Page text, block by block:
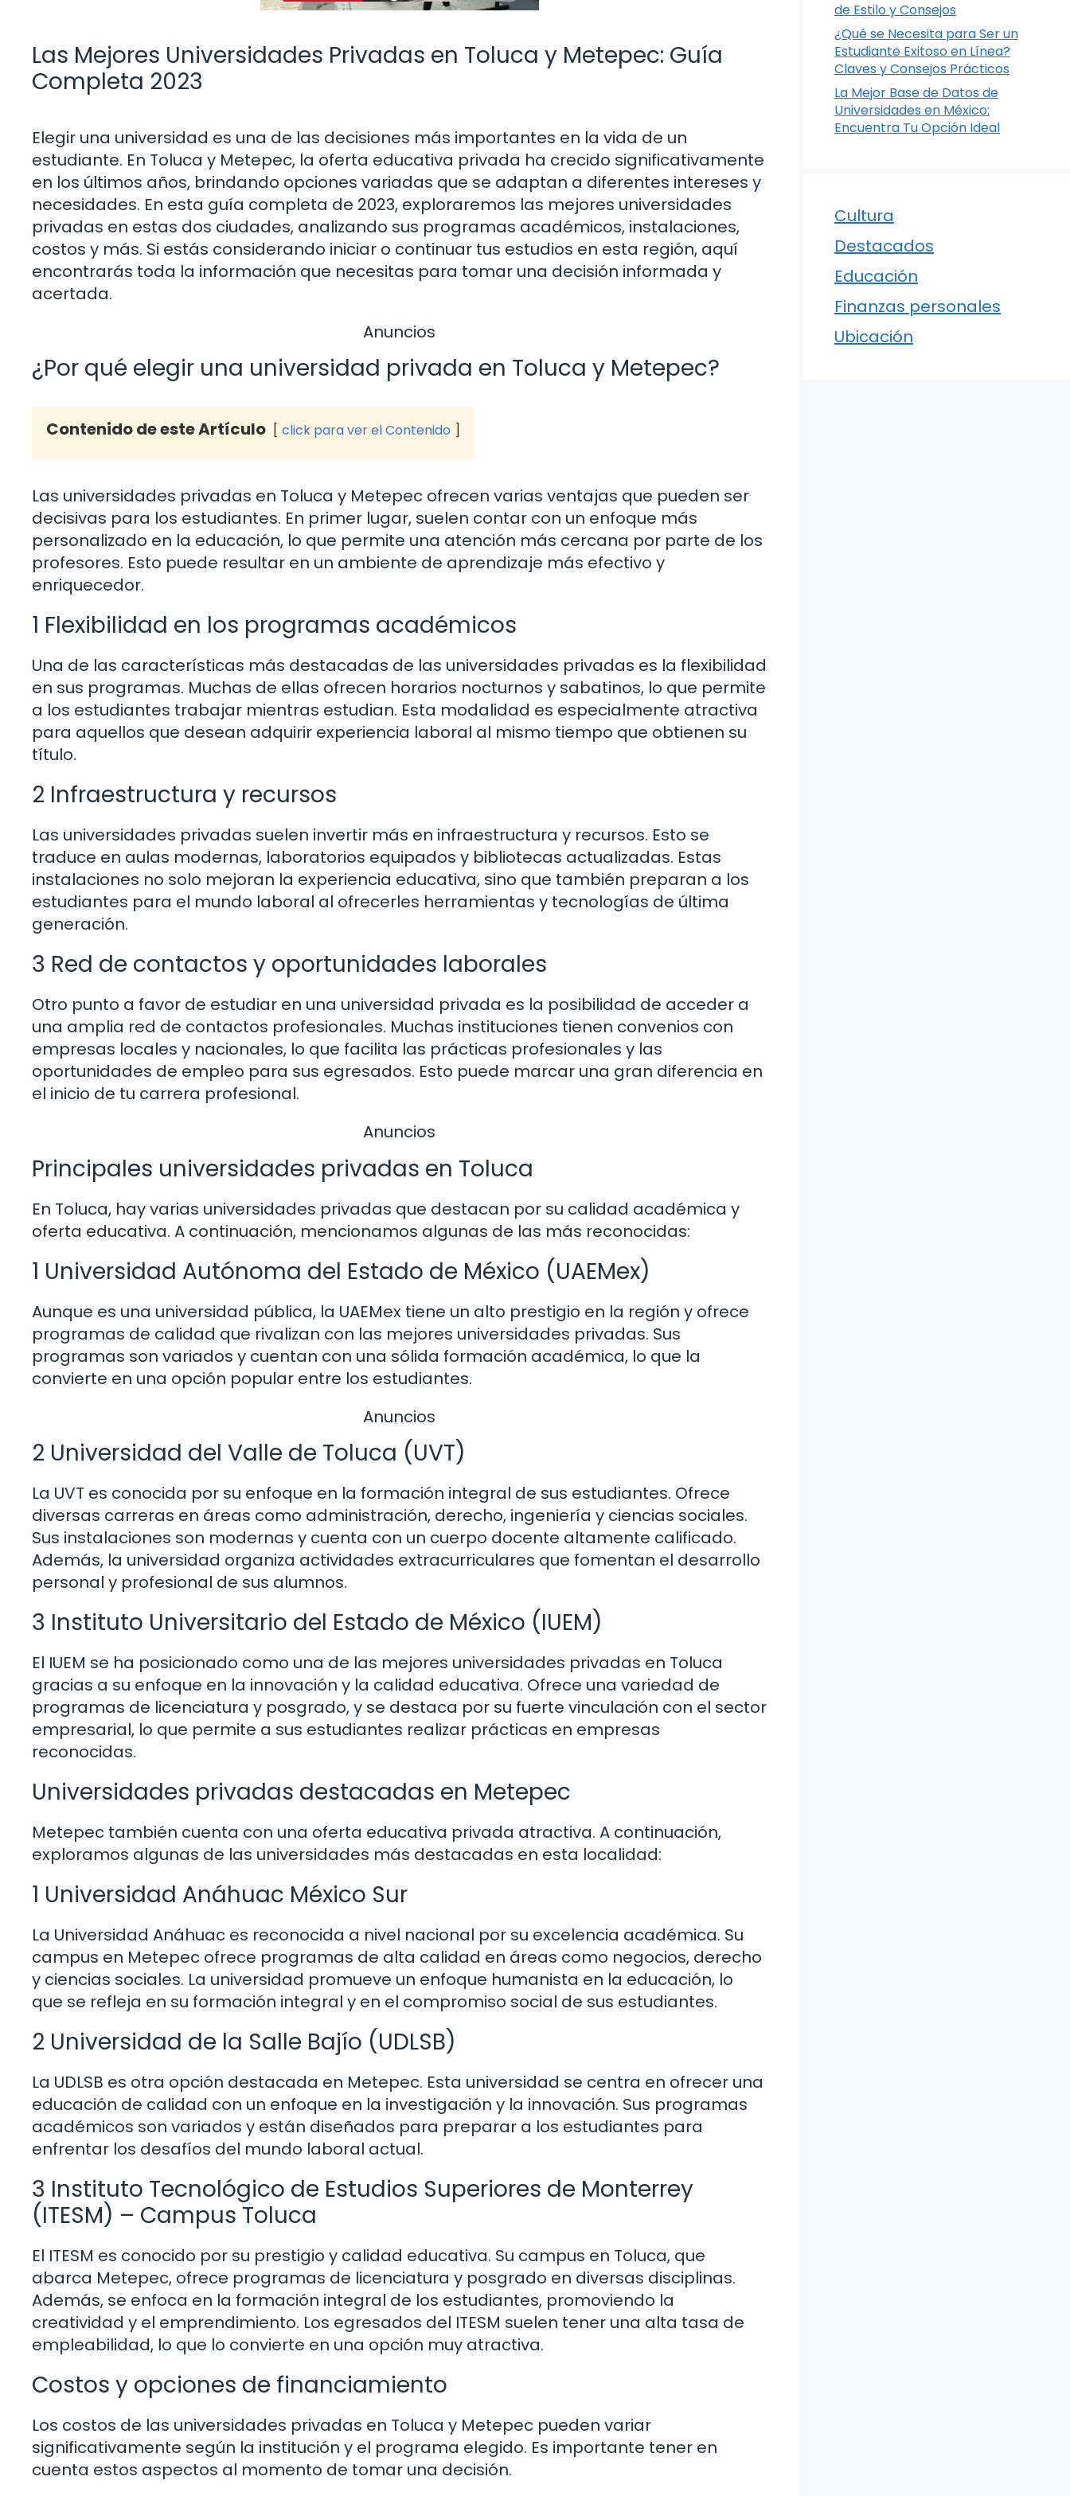
Las Mejores Universidades Privadas en Toluca y Metepec: Guía
Completa 2023
Elegir una universidad es una de las decisiones más importantes en la vida de un
estudiante. En Toluca y Metepec, la oferta educativa privada ha crecido significativamente
en los últimos años, brindando opciones variadas que se adaptan a diferentes intereses y
necesidades. En esta guía completa de 2023, exploraremos las mejores universidades
privadas en estas dos ciudades, analizando sus programas académicos, instalaciones,
costos y más. Si estás considerando iniciar o continuar tus estudios en esta región, aquí
encontrarás toda la información que necesitas para tomar una decisión informada y
acertada.
Anuncios
¿Por qué elegir una universidad privada en Toluca y Metepec?
Contenido de este Artículo click para ver el Contenido
Las universidades privadas en Toluca y Metepec ofrecen varias ventajas que pueden ser
decisivas para los estudiantes. En primer lugar, suelen contar con un enfoque más
personalizado en la educación, lo que permite una atención más cercana por parte de los
profesores. Esto puede resultar en un ambiente de aprendizaje más efectivo y
enriquecedor.
1 Flexibilidad en los programas académicos
Una de las características más destacadas de las universidades privadas es la flexibilidad
en sus programas. Muchas de ellas ofrecen horarios nocturnos y sabatinos, lo que permite
a los estudiantes trabajar mientras estudian. Esta modalidad es especialmente atractiva
para aquellos que desean adquirir experiencia laboral al mismo tiempo que obtienen su
título.
2 Infraestructura y recursos
Las universidades privadas suelen invertir más en infraestructura y recursos. Esto se
traduce en aulas modernas, laboratorios equipados y bibliotecas actualizadas. Estas
instalaciones no solo mejoran la experiencia educativa, sino que también preparan a los
estudiantes para el mundo laboral al ofrecerles herramientas y tecnologías de última
generación.
3 Red de contactos y oportunidades laborales
Otro punto a favor de estudiar en una universidad privada es la posibilidad de acceder a
una amplia red de contactos profesionales. Muchas instituciones tienen convenios con
empresas locales y nacionales, lo que facilita las prácticas profesionales y las
oportunidades de empleo para sus egresados. Esto puede marcar una gran diferencia en
el inicio de tu carrera profesional.
Anuncios
Principales universidades privadas en Toluca
En Toluca, hay varias universidades privadas que destacan por su calidad académica y
oferta educativa. A continuación, mencionamos algunas de las más reconocidas:
1 Universidad Autónoma del Estado de México (UAEMex)
Aunque es una universidad pública, la UAEMex tiene un alto prestigio en la región y ofrece
programas de calidad que rivalizan con las mejores universidades privadas. Sus
programas son variados y cuentan con una sólida formación académica, lo que la
convierte en una opción popular entre los estudiantes.
Anuncios
2 Universidad del Valle de Toluca (UVT)
La UVT es conocida por su enfoque en la formación integral de sus estudiantes. Ofrece
diversas carreras en áreas como administración, derecho, ingeniería y ciencias sociales.
Sus instalaciones son modernas y cuenta con un cuerpo docente altamente calificado.
Además, la universidad organiza actividades extracurriculares que fomentan el desarrollo
personal y profesional de sus alumnos.
3 Instituto Universitario del Estado de México (IUEM)
El IUEM se ha posicionado como una de las mejores universidades privadas en Toluca
gracias a su enfoque en la innovación y la calidad educativa. Ofrece una variedad de
programas de licenciatura y posgrado, y se destaca por su fuerte vinculación con el sector
empresarial, lo que permite a sus estudiantes realizar prácticas en empresas
reconocidas.
Universidades privadas destacadas en Metepec
Metepec también cuenta con una oferta educativa privada atractiva. A continuación,
exploramos algunas de las universidades más destacadas en esta localidad:
1 Universidad Anáhuac México Sur
La Universidad Anáhuac es reconocida a nivel nacional por su excelencia académica. Su
campus en Metepec ofrece programas de alta calidad en áreas como negocios, derecho
y ciencias sociales. La universidad promueve un enfoque humanista en la educación, lo
que se refleja en su formación integral y en el compromiso social de sus estudiantes.
2 Universidad de la Salle Bajío (UDLSB)
La UDLSB es otra opción destacada en Metepec. Esta universidad se centra en ofrecer una
educación de calidad con un enfoque en la investigación y la innovación. Sus programas
académicos son variados y están diseñados para preparar a los estudiantes para
enfrentar los desafíos del mundo laboral actual.
3 Instituto Tecnológico de Estudios Superiores de Monterrey
(ITESM) – Campus Toluca
El ITESM es conocido por su prestigio y calidad educativa. Su campus en Toluca, que
abarca Metepec, ofrece programas de licenciatura y posgrado en diversas disciplinas.
Además, se enfoca en la formación integral de los estudiantes, promoviendo la
creatividad y el emprendimiento. Los egresados del ITESM suelen tener una alta tasa de
empleabilidad, lo que lo convierte en una opción muy atractiva.
Costos y opciones de financiamiento
Los costos de las universidades privadas en Toluca y Metepec pueden variar
significativamente según la institución y el programa elegido. Es importante tener en
cuenta estos aspectos al momento de tomar una decisión.
de Estilo y Consejos
¿Qué se Necesita para Ser un
Estudiante Exitoso en Línea?
Claves y Consejos Prácticos
La Mejor Base de Datos de
Universidades en México:
Encuentra Tu Opción Ideal
Cultura
Destacados
Educación
Finanzas personales
Ubicación